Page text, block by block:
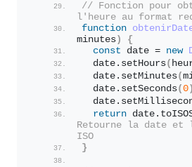
// Fonction pour
l'heure au format
function
minutes )
{
const date = new
  date.
setHours(
  date.
setMinutes(
  date.
setSeconds(0 )
  date.
return date.
Retourne la date et
ISO
}